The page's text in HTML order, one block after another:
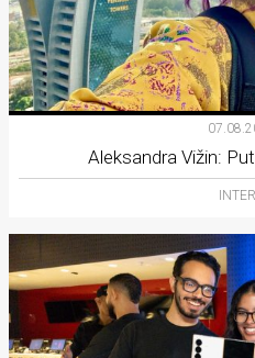
Aleksandra Vižin: